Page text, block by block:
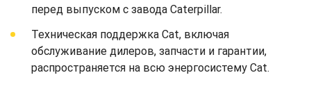
перед выпуском с завода Caterpillar.
Техническая поддержка Cat, включая
обслуживание дилеров, запчасти и гарантии,
распространяется на всю энергосистему Cat.